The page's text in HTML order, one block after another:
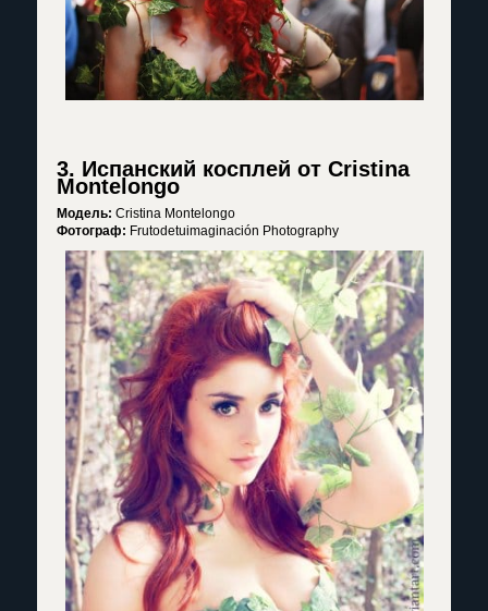
3. Испанский косплей от Cristina
Montelongo
Модель: Cristina Montelongo
Фотограф: Frutodetuimaginación Photography